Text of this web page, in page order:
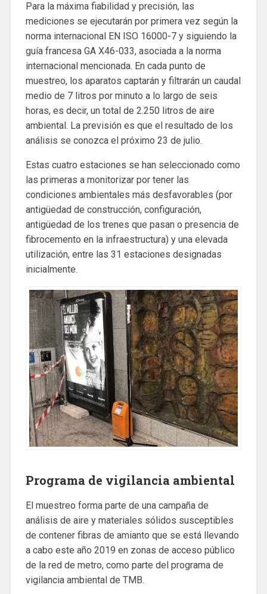
Para la máxima fiabilidad y precisión, las
mediciones se ejecutarán por primera vez según la
norma internacional EN ISO 16000-7 y siguiendo la
guía francesa GA X46-033, asociada a la norma
internacional mencionada. En cada punto de
muestreo, los aparatos captarán y filtrarán un caudal
medio de 7 litros por minuto a lo largo de seis
horas, es decir, un total de 2.250 litros de aire
ambiental. La previsión es que el resultado de los
análisis se conozca el próximo 23 de julio.
Estas cuatro estaciones se han seleccionado como
las primeras a monitorizar por tener las
condiciones ambientales más desfavorables (por
antigüedad de construcción, configuración,
antigüedad de los trenes que pasan o presencia de
fibrocemento en la infraestructura) y una elevada
utilización, entre las 31 estaciones designadas
inicialmente.
Programa de vigilancia ambiental
El muestreo forma parte de una campaña de
análisis de aire y materiales sólidos susceptibles
de contener fibras de amianto que se está llevando
a cabo este año 2019 en zonas de acceso público
de la red de metro, como parte del programa de
vigilancia ambiental de TMB.